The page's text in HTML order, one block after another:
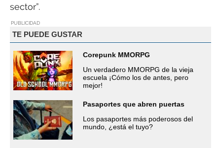
sector”.
PUBLICIDAD
TE PUEDE GUSTAR
Corepunk MMORPG
Un verdadero MMORPG de la vieja
escuela ¡Cómo los de antes, pero
mejor!
Pasaportes que abren puertas
Los pasaportes más poderosos del
mundo, ¿está el tuyo?